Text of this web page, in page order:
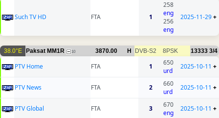
Such TV HD FTA 1
258
eng
256
eng
2025-11-29+
38.0°E Paksat MM1R 10 3870.00 H DVB-S2 8PSK 13333 3/4
PTV Home FTA 1
650
urd
2025-10-11 +
PTV News FTA 2
660
urd
2025-10-11 +
PTV Global FTA 3
670
eng
2025-10-11 +